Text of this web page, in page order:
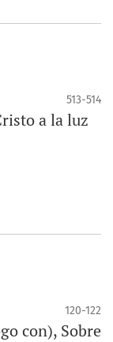
513-514
a la luz
120-122
con), Sobre